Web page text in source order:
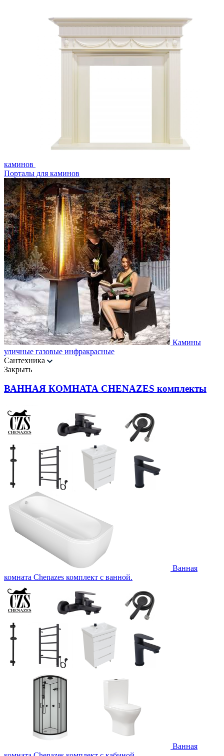
каминов
Порталы для каминов
Камины
уличные газовые инфракрасные
Сантехника
Закрыть
ВАННАЯ КОМНАТА CHENAZES комплекты
Ванная
комната Chenazes комплект с ванной.
Ванная